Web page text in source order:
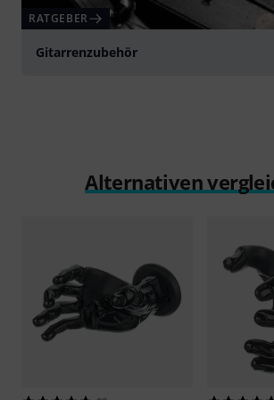
RATGEBER
Gitarrenzubehör
Alternativen